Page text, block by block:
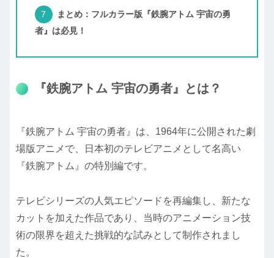
まとめ：フルカラー版『鉄腕アトム 宇宙の勇
者』は必見！
『鉄腕アトム 宇宙の勇者』とは？
『鉄腕アトム 宇宙の勇者』は、1964年に公開された劇
場版アニメで、日本初のテレビアニメとして名高い
『鉄腕アトム』の特別編です。
テレビシリーズの人気エピソードを再編集し、新たな
カットを加えた作品であり、当時のアニメーション技
術の限界を超えた挑戦的な試みとして制作されまし
た。